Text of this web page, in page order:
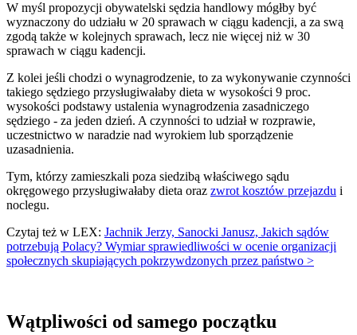
W myśl propozycji obywatelski sędzia handlowy mógłby być
wyznaczony do udziału w 20 sprawach w ciągu kadencji, a za swą
zgodą także w kolejnych sprawach, lecz nie więcej niż w 30
sprawach w ciągu kadencji.
Z kolei jeśli chodzi o wynagrodzenie, to za wykonywanie czynności
takiego sędziego przysługiwałaby dieta w wysokości 9 proc.
wysokości podstawy ustalenia wynagrodzenia zasadniczego
sędziego - za jeden dzień. A czynności to udział w rozprawie,
uczestnictwo w naradzie nad wyrokiem lub sporządzenie
uzasadnienia.
Tym, którzy zamieszkali poza siedzibą właściwego sądu
okręgowego przysługiwałaby dieta oraz zwrot kosztów przejazdu i
noclegu.
Czytaj też w LEX: Jachnik Jerzy, Sanocki Janusz, Jakich sądów
potrzebują Polacy? Wymiar sprawiedliwości w ocenie organizacji
społecznych skupiających pokrzywdzonych przez państwo >
Wątpliwości od samego początku